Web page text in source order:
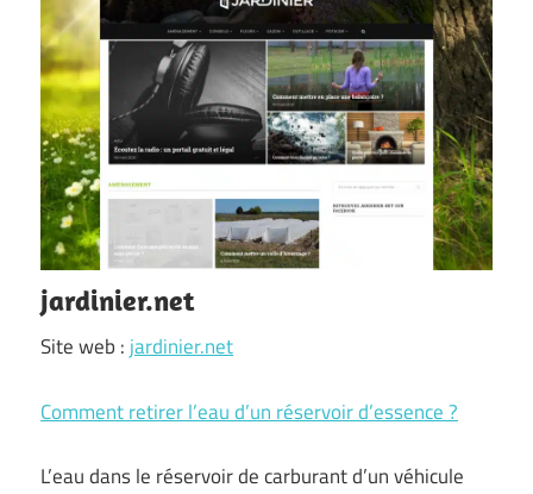
jardinier.net
Site web : jardinier.net
Comment retirer l’eau d’un réservoir d’essence ?
L’eau dans le réservoir de carburant d’un véhicule